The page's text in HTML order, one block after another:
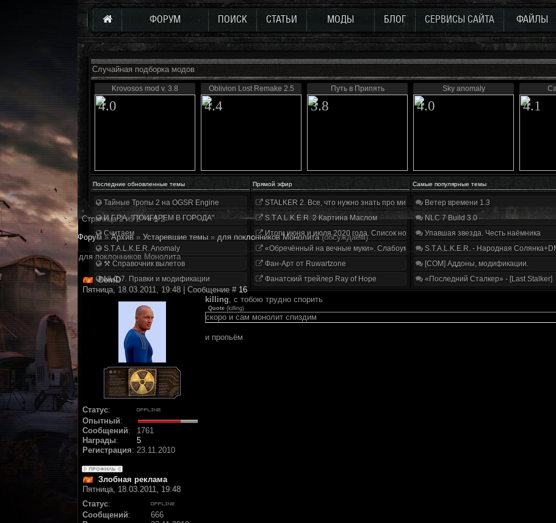
ФОРУМ ПОИСК СТАТЬИ МОДЫ БЛОГ СЕРВИСЫ САЙТА ФАЙЛЫ
Случайная подборка модов
Krovosos mod v. 3.8
4.0
Oblivion Lost Remake 2.5
4.4
Путь в Припять
3.8
Sky anomaly
4.0 4.1
Последние обновленные темы Прямой эфир Самые популярные темы
Тайные Тропы 2 на OGSR Engine
И.Г.Р.А. "ПОИГАРЕМ В ГОРОДА"
Считаем
S.T.A.L.K.E.R. Anomaly
⚒ Справочник вылетов
NLC 7. Правки и модификации
STALKER 2. Все, что нужно знать про мир, геймплей и сюжет | Разбор трейлера
S.T.A.L.K.E.R. 2 Картина Маслом
Итоги июня и июля 2020 года. Список нововведений
«Обречённый на вечные муки». Слабоумие и отвага
Фан-Арт от Ruwartzone
Фанатский трейлер Ray of Hope
Ветер времени 1.3
NLC 7 Build 3.0
Упавшая звезда. Честь наёмника
S.T.A.L.K.E.R. - Народная
[COM] Аддоны, модификации.
«Последний Сталкер» - [Last Stalker]
Страница2из2 « 1 2
Форум » Архив » Устаревшие темы » для поклонников Монолита (обсуждаем)
для поклонников Монолита
DemD
Пятница, 18.03.2011, 19:48 | Сообщение #16
Статус:
Опытный:
Сообщений:
1761
Награды:
5
Регистрация: 23.11.2010
killing, с тобою трудно спорить
Quote (killing)
скоро и сам монолит спиздим
и пропьём
Злобная реклама
Пятница, 18.03.2011, 19:48
Статус:
Сообщений:
666